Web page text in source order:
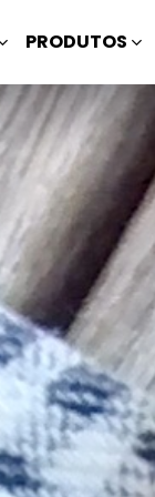
PRODUTOS